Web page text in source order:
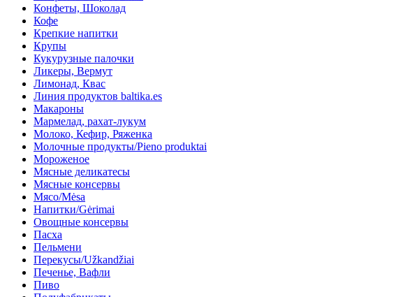
Конфеты, Шоколад
Кофе
Крепкие напитки
Крупы
Кукурузные палочки
Ликеры, Вермут
Лимонад, Квас
Линия продуктов baltika.es
Макароны
Мармелад, рахат-лукум
Молоко, Кефир, Ряженка
Молочные продукты/Pieno produktai
Мороженое
Мясные деликатесы
Мясные консервы
Мясо/Mėsa
Напитки/Gėrimai
Овощные консервы
Пасха
Пельмени
Перекусы/Užkandžiai
Печенье, Вафли
Пиво